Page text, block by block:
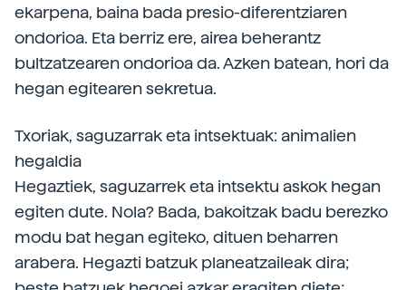
ekarpena, baina bada presio-diferentziaren
ondorioa. Eta berriz ere, airea beherantz
bultzatzearen ondorioa da. Azken batean, hori da
hegan egitearen sekretua.
Txoriak, saguzarrak eta intsektuak: animalien
hegaldia
Hegaztiek, saguzarrek eta intsektu askok hegan
egiten dute. Nola? Bada, bakoitzak badu berezko
modu bat hegan egiteko, dituen beharren
arabera. Hegazti batzuk planeatzaileak dira;